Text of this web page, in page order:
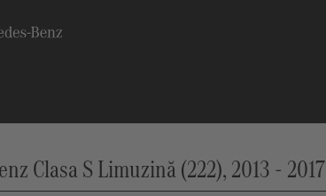
Clasa S Limuzină (222), 2013 - 2017